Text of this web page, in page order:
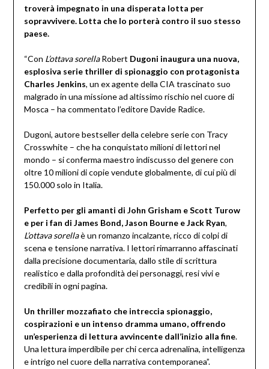
troverà impegnato in una disperata lotta per
sopravvivere. Lotta che lo porterà contro il suo stesso
paese.
“Con L’ottava sorellaRobert Dugoni inaugura una nuova,
esplosiva serie thriller di spionaggio con protagonista
Charles Jenkins, un ex agente della CIA trascinato suo
malgrado in una missione ad altissimo rischio nel cuore di
Mosca – ha commentato l’editore Davide Radice.
Dugoni, autore bestseller della celebre serie con Tracy
Crosswhite – che ha conquistato milioni di lettori nel
mondo – si conferma maestro indiscusso del genere con
oltre 10 milioni di copie vendute globalmente, di cui più di
150.000 solo in Italia.
Perfetto per gli amanti di John Grisham e Scott Turow
e per i fan di James Bond, Jason Bourne e Jack Ryan,
L’ottava sorellaè un romanzo incalzante, ricco di colpi di
scena e tensione narrativa. I lettori rimarranno affascinati
dalla precisione documentaria, dallo stile di scrittura
realistico e dalla profondità dei personaggi, resi vivi e
credibili in ogni pagina.
Un thriller mozzafiato che intreccia spionaggio,
cospirazioni e un intenso dramma umano, offrendo
un’esperienza di lettura avvincente dall’inizio alla fine.
Una lettura imperdibile per chi cerca adrenalina, intelligenza
e intrigo nel cuore della narrativa contemporanea”.